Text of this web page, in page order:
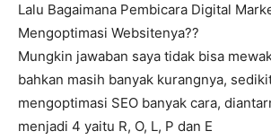
Lalu Bagaimana Pembicara Digital
Mengoptimasi Websitenya??
Mungkin jawaban saya tidak bisa
bahkan masih banyak kurangnya,
mengoptimasi SEO banyak cara,
menjadi 4 yaitu R, O, L, P dan E